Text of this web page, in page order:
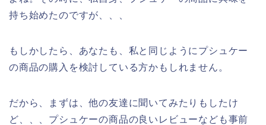
持ち始めたのですが、、、
もしかしたら、あなたも、私と同じようにプシュケー
の商品の購入を検討している方かもしれません。
だから、まずは、他の友達に聞いてみたりもしたけ
ど、、、プシュケーの商品の良いレビューなども事前